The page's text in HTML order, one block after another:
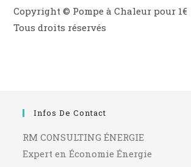
Copyright © Pompe à Chaleur pour 1€
Tous droits réservés
Infos De Contact
RM CONSULTING ÉNERGIE
Expert en Économie Énergie